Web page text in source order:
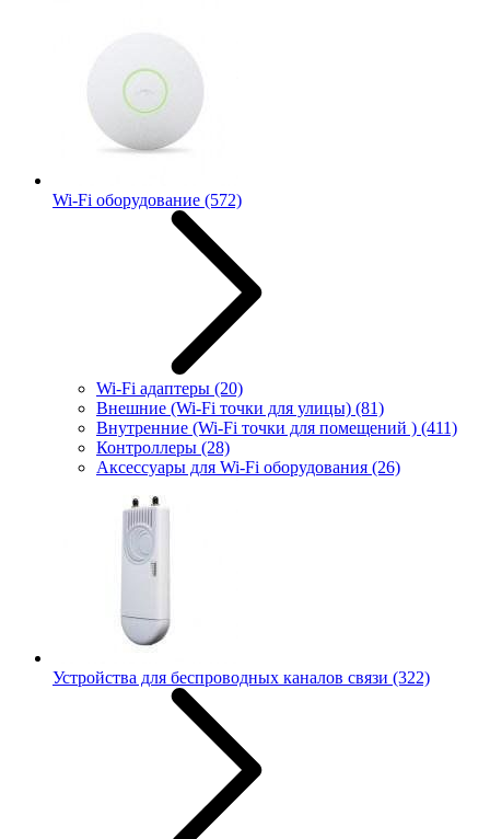
Wi-Fi оборудование (572)
Wi-Fi адаптеры (20)
Внешние (Wi-Fi точки для улицы) (81)
Внутренние (Wi-Fi точки для помещений ) (411)
Контроллеры (28)
Аксессуары для Wi-Fi оборудования (26)
Устройства для беспроводных каналов связи (322)